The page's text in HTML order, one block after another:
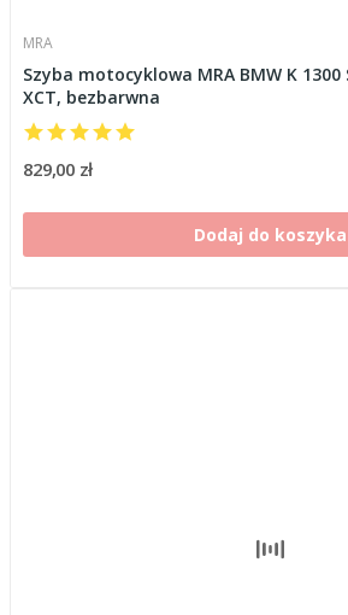
MRA
Szyba motocyklowa MRA BMW K 1300
XCT, bezbarwna
829,00 zł
Dodaj do koszyka